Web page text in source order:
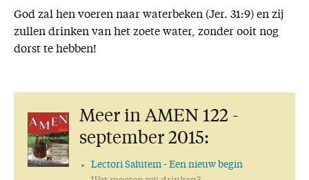
God zal hen voeren naar waterbeken (Jer. 31:9) en zij
zullen drinken van het zoete water, zonder ooit nog
dorst te hebben!
Meer in AMEN 122 -
september 2015:
Lectori Salutem- Een nieuw begin